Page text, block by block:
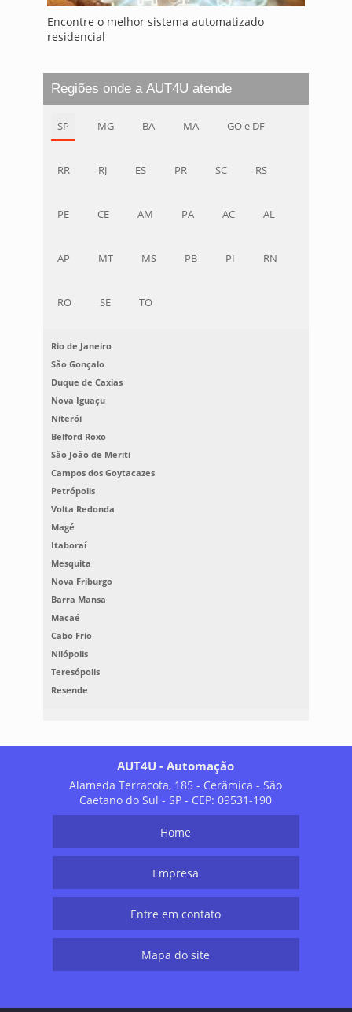
Encontre o melhor sistema automatizado
residencial
Regiões onde a AUT4U atende
SP MG BA MA GO e DF
RR RJ ES PR SC RS
PE CE AM PA AC AL
AP MT MS PB PI RN
RO SE TO
Rio de Janeiro
São Gonçalo
Duque de Caxias
Nova Iguaçu
Niterói
Belford Roxo
São João de Meriti
Campos dos Goytacazes
Petrópolis
Volta Redonda
Magé
Itaboraí
Mesquita
Nova Friburgo
Barra Mansa
Macaé
Cabo Frio
Nilópolis
Teresópolis
Resende
AUT4U - Automação
Alameda Terracota, 185 - Cerâmica - São
Caetano do Sul - SP - CEP: 09531-190
Home
Empresa
Entre em contato
Mapa do site